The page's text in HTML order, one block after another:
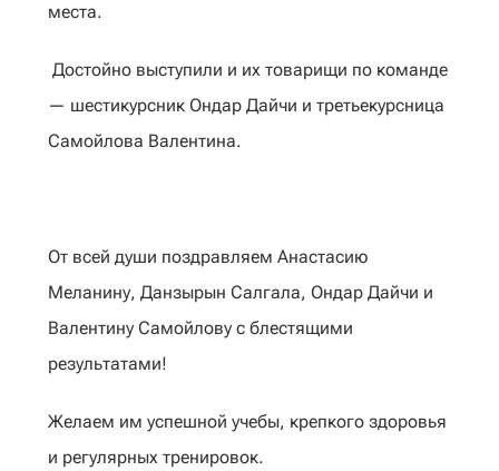
места.
‎Достойно выступили и их товарищи по команде
— шестикурсник Ондар Дайчи и третьекурсница
Самойлова Валентина.
От всей души поздравляем Анастасию
Меланину, Данзырын Салгала, Ондар Дайчи и
Валентину Самойлову с блестящими
результатами!
‎Желаем им успешной учебы, крепкого здоровья
и регулярных тренировок.‎